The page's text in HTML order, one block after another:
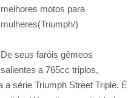
melhores motos para
mulheres(Triumph/)
De seus faróis gêmeos
salientes a 765cc triplos,
série Triumph Street Triple. É